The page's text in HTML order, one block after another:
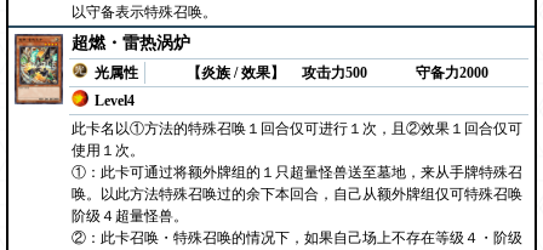
以守备表示特殊召唤。
超燃・雷热涡炉
光属性
【炎族 / 效果】
Level4
攻击力500 守备力2000
此卡名以①方法的特殊召唤１回合仅可进行１次，且②效果１回合仅可
使用１次。
①：此卡可通过将额外牌组的１只超量怪兽送至墓地，来从手牌特殊召
唤。以此方法特殊召唤过的余下本回合，自己从额外牌组仅可特殊召唤
阶级４超量怪兽。
②：此卡召唤・特殊召唤的情况下，如果自己场上不存在等级４・阶级